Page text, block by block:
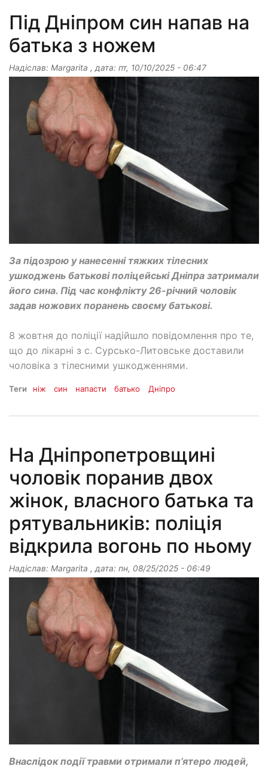
Під Дніпром син напав на
батька з ножем
Надіслав: Margarita , дата: пт, 10/10/2025 - 06:47
За підозрою у нанесенні тяжких тілесних
ушкоджень батькові поліцейські Дніпра затримали
його сина. Під час конфлікту 26-річний чоловік
задав ножових поранень своєму батькові.
8 жовтня до поліції надійшло повідомлення про те,
що до лікарні з с. Сурсько-Литовське доставили
чоловіка з тілесними ушкодженнями.
Теги ніж син напасти батько Дніпро
На Дніпропетровщині
чоловік поранив двох
жінок, власного батька та
рятувальників: поліція
відкрила вогонь по ньому
Надіслав: Margarita , дата: пн, 08/25/2025 - 06:49
Внаслідок події травми отримали п’ятеро людей,